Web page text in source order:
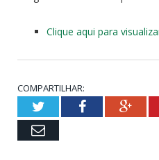
Clique aqui para
COMPARTILHAR:
TwitterFacebook
Email